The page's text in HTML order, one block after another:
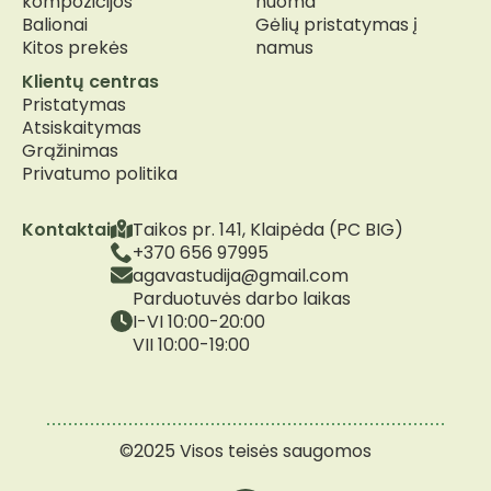
Kontaktai
Taikos pr. 141, Klaipėda (PC BIG)
+370 656 97995
agavastudija@gmail.com
Parduotuvės darbo laikas
I-VI 10:00-20:00
VII 10:00-19:00
Balionai
Kitos prekės
Gėlių pristatymas į
namus
Klientų centras
Pristatymas
Atsiskaitymas
Grąžinimas
Privatumo politika
©2025 Visos teisės saugomos